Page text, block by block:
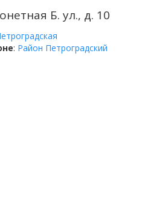
Б. ул., д. 10
: Район Петроградский